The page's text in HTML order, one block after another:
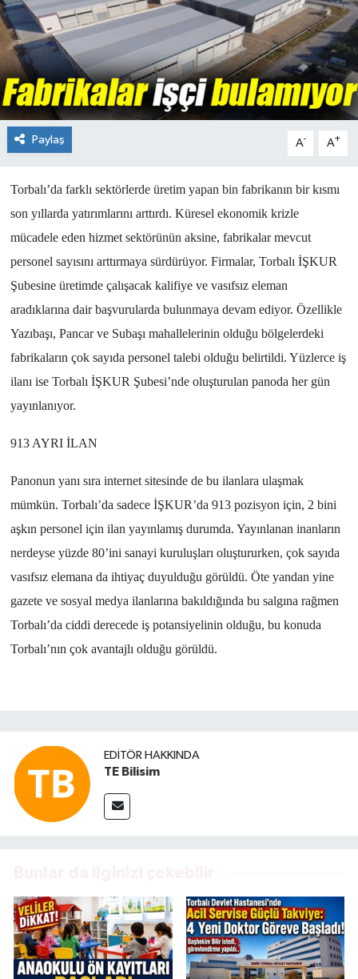
Paylaş A- A+
Torbalı’da farklı sektörlerde üretim yapan bin fabrikanın bir kısmı
son yıllarda yatırımlarını arttırdı. Küresel ekonomik krizle
mücadele eden hizmet sektörünün aksine, fabrikalar mevcut
personel sayısını arttırmaya sürdürüyor. Firmalar, Torbalı İŞKUR
Şubesine üretimde çalışacak kalifiye ve vasıfsız eleman
aradıklarına dair başvurularda bulunmaya devam ediyor. Özellikle
Yazıbaşı, Pancar ve Subaşı mahallelerinin olduğu bölgelerdeki
fabrikaların çok sayıda personel talebi olduğu belirtildi. Yüzlerce iş
ilanı ise Torbalı İŞKUR Şubesi’nde oluşturulan panoda her gün
yayınlanıyor.
913 AYRI İLAN
Panonun yanı sıra internet sitesinde de bu ilanlara ulaşmak
mümkün. Torbalı’da sadece İŞKUR’da 913 pozisyon için, 2 bini
aşkın personel için ilan yayınlamış durumda. Yayınlanan inanların
nerdeyse yüzde 80’ini sanayi kuruluşları oluştururken, çok sayıda
vasıfsız elemana da ihtiyaç duyulduğu görüldü. Öte yandan yine
gazete ve sosyal medya ilanlarına bakıldığında bu salgına rağmen
Torbalı’da ciddi derecede iş potansiyelinin olduğu, bu konuda
Torbalı’nın çok avantajlı olduğu görüldü.
EDITÖR HAKKINDA
TE Bilisim